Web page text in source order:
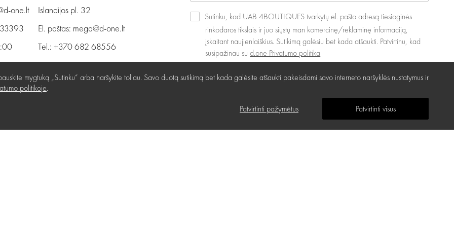
one.lt
Islandijos pl. 32
El. paštas: mega@d-one.lt
Tel.:+370 682 68556
I - VII 10:00 - 21:00
rekvizitai›
Sutinku, kad UAB 4BOUTIQUES tvarkytų el. pašto adresą tiesioginės
rinkodaros tikslais ir juo siųstų man komercinę/reklaminę informaciją,
įskaitant naujienlaiškius. Sutikimą galėsiu bet kada atšaukti. Patvirtinu, kad
susipažinau sud.one Privatumo politika
mygtuką „Sutinku“ arba naršykite toliau. Savo duotą sutikimą bet kada galėsite atšaukti pakeisdami savo interneto naršyklės nustatymus ir
politikoje.
Patvirtinti pažymėtus Patvirtinti visus